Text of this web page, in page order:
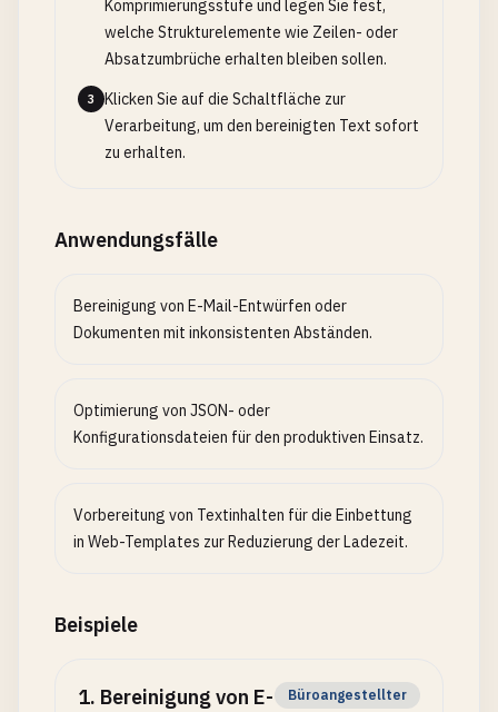
Komprimierungsstufe und legen Sie fest,
welche Strukturelemente wie Zeilen- oder
Absatzumbrüche erhalten bleiben sollen.
3
Klicken Sie auf die Schaltfläche zur
Verarbeitung, um den bereinigten Text sofort
zu erhalten.
Anwendungsfälle
Bereinigung von E-Mail-Entwürfen oder
Dokumenten mit inkonsistenten Abständen.
Optimierung von JSON- oder
Konfigurationsdateien für den produktiven Einsatz.
Vorbereitung von Textinhalten für die Einbettung
in Web-Templates zur Reduzierung der Ladezeit.
Beispiele
1. Bereinigung von E-
Büroangestellter